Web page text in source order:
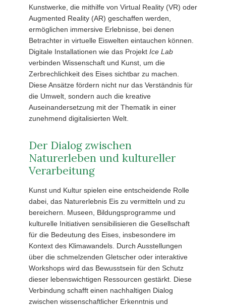
Kunstwerke, die mithilfe von Virtual Reality (VR) oder
Augmented Reality (AR) geschaffen werden,
ermöglichen immersive Erlebnisse, bei denen
Betrachter in virtuelle Eiswelten eintauchen können.
Digitale Installationen wie das Projekt Ice Lab
verbinden Wissenschaft und Kunst, um die
Zerbrechlichkeit des Eises sichtbar zu machen.
Diese Ansätze fördern nicht nur das Verständnis für
die Umwelt, sondern auch die kreative
Auseinandersetzung mit der Thematik in einer
zunehmend digitalisierten Welt.
Der Dialog zwischen
Naturerleben und kultureller
Verarbeitung
Kunst und Kultur spielen eine entscheidende Rolle
dabei, das Naturerlebnis Eis zu vermitteln und zu
bereichern. Museen, Bildungsprogramme und
kulturelle Initiativen sensibilisieren die Gesellschaft
für die Bedeutung des Eises, insbesondere im
Kontext des Klimawandels. Durch Ausstellungen
über die schmelzenden Gletscher oder interaktive
Workshops wird das Bewusstsein für den Schutz
dieser lebenswichtigen Ressourcen gestärkt. Diese
Verbindung schafft einen nachhaltigen Dialog
zwischen wissenschaftlicher Erkenntnis und